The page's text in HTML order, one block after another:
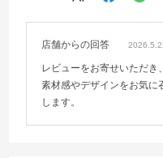
店舗からの回答
レビューをお寄せいただき
素材感やデザインをお気に
します。